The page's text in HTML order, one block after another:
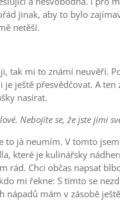
jinak, aby to bylo
netěší.
tak mi to známí neuvěří.
ještě přesvědčovat. A ten
nasírat.
Nebojíte se, že jste jimi
já neumím. V tomto
které je kulinářsky
Chci občas napsat
mi řekne: S tímto se
nápadů mám v zásobě